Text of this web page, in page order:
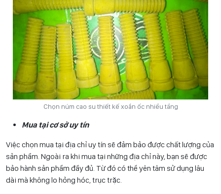
Chọn núm cao su thiết kế xoắn ốc nhiều tầng
Mua tại cơ sở uy tín
Việc chọn mua tại địa chỉ uy tín sẽ đảm bảo được chất lượng của
sản phẩm. Ngoài ra khi mua tại những địa chỉ này, bạn sẽ được
bảo hành sản phẩm đầy đủ. Từ đó có thể yên tâm sử dụng lâu
dài mà không lo hỏng hóc, trục trặc.